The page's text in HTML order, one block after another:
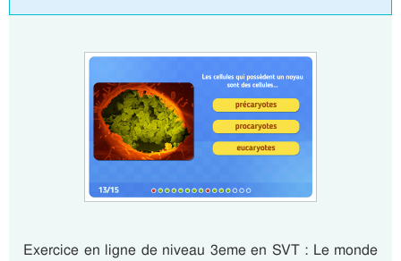
Exercice en ligne de niveau 3eme en SVT : Le monde